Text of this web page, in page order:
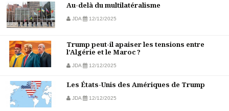
Au-delà du multilatéralisme
JDA 12/12/2025
Trump peut-il apaiser les tensions entre
l’Algérie et le Maroc ?
JDA 12/12/2025
Les États-Unis des Amériques de Trump
JDA 12/12/2025